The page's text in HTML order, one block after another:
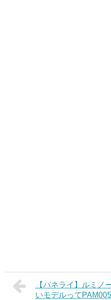
【パネライ】ルミノ
いモデルって